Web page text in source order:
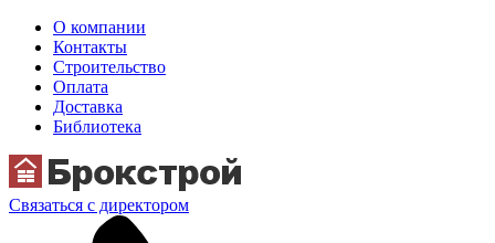
О компании
Контакты
Строительство
Оплата
Доставка
Библиотека
Связаться с директором